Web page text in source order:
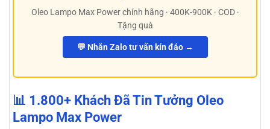
Oleo Lampo Max Power chính hãng · 400K-900K · COD ·
Tặng quà
💬 Nhắn Zalo tư vấn kín đáo →
📊 1.800+ Khách Đã Tin Tưởng Oleo
Lampo Max Power